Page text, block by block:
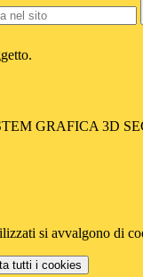
GRAFICA 3D
si avvalgono di
tutti i cookies